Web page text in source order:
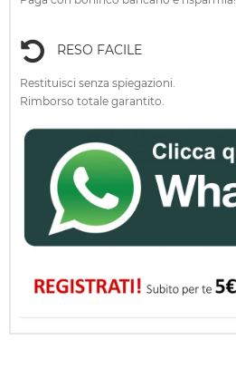
RESO FACILE
Restituisci senza spiegazioni.
Rimborso totale garantito.